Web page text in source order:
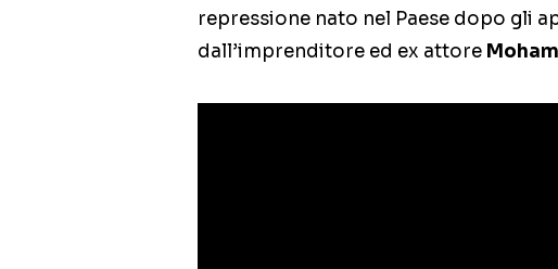
repressione nato nel Paese dopo gli
dall’imprenditore ed ex attore